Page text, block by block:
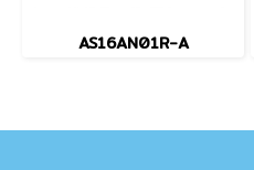
AS16AN01R-A